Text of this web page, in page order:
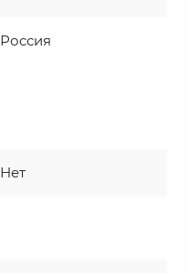
Россия
Нет